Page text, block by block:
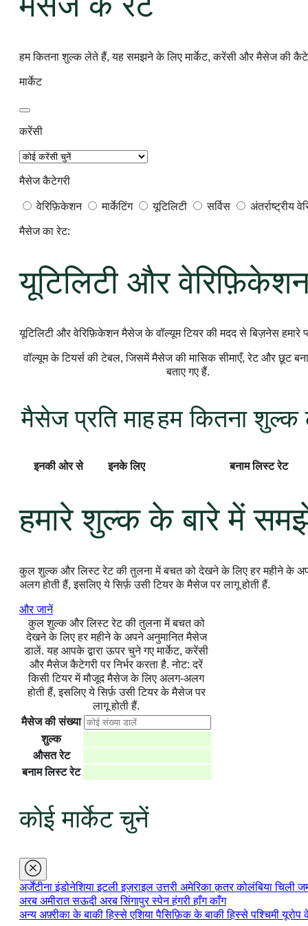
बिज़नेस प्लेटफ़ॉर्म
बिज़नेस प्लेटफ़ॉर्म
जाता है. यह विंडो हर बार यूज़र के नए मैसेज मिलने पर रीसेट हो जाती है.
हम कितना शुल्क लेते हैं, यह समझने के लिए मार्केट, करेंसी और मैसेज की
मार्केट
करेंसी
मैसेज कैटेगरी
वेरिफ़िकेशन मार्केटिंग यूटिलिटी सर्विस अंतर्राष्ट्रीय
मैसेज का रेट:
यूटिलिटी और
यूटिलिटी और वेरिफ़िकेशन मैसेज के वॉल्यूम टियर की मदद से बिज़नेस
वॉल्यूम के टियर्स की टेबल, जिसमें मैसेज की मासिक सीमाएँ, रेट और छूट
बताए गए हैं.
मैसेज प्रति माहहम कितना
इनकी ओर से इनके लिए बनाम लिस्ट रेट
हमारे शुल्क के बारे में
कुल शुल्क और लिस्ट रेट की तुलना में बचत को देखने के लिए हर महीने के
अलग होती हैं, इसलिए ये सिर्फ़ उसी टियर के मैसेज पर लागू होती हैं.
और जानें
कुल शुल्क और लिस्ट रेट की तुलना में बचत को
देखने के लिए हर महीने के अपने अनुमानित मैसेज
डालें. यह आपके द्वारा ऊपर चुने गए मार्केट, करेंसी
और मैसेज कैटेगरी पर निर्भर करता है. नोट: दरें
किसी टियर में मौजूद मैसेज के लिए अलग-अलग
होती हैं, इसलिए ये सिर्फ़ उसी टियर के मैसेज पर
लागू होती हैं.
मैसेज की संख्या
शुल्क
औसत रेट
बनाम लिस्ट रेट
कोई मार्केट चुनें
अर्जेंटीनाइंडोनेशियाइटलीइज़राइलउत्तरी अमेरिकाक़तरकोलंबियाचिली
अरब अमीरातसऊदी अरबसिंगापुरस्पेनहंगरीहाँग काँग
अन्य अफ़्रीका के बाकी हिस्सेएशिया पैसिफ़िक के बाकी हिस्सेपश्चिमी